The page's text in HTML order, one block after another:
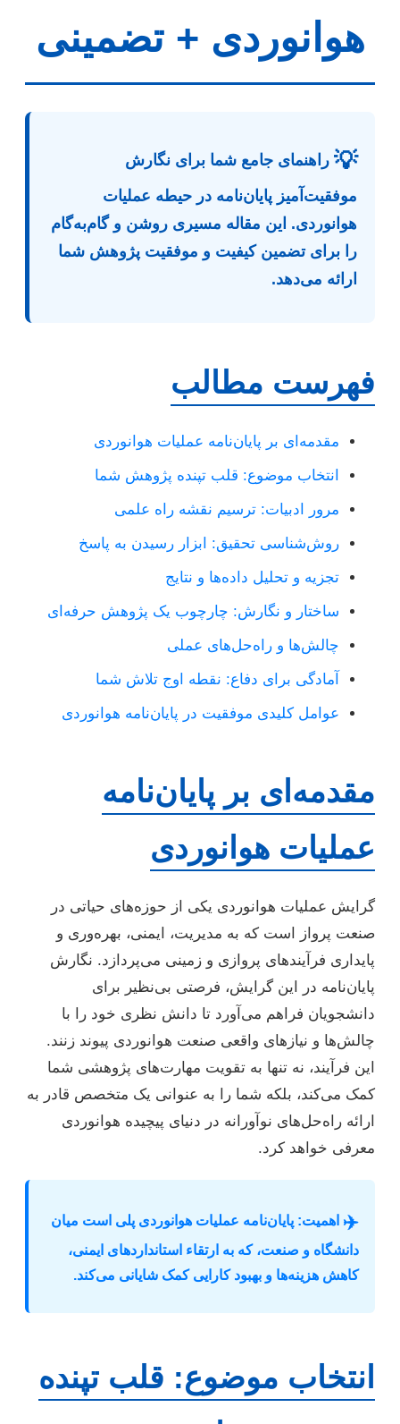
هوانوردی + تضمینی
💡 راهنمای جامع شما برای نگارش
موفقیت‌آمیز پایان‌نامه در حیطه عملیات
هوانوردی. این مقاله مسیری روشن و گام‌به‌گام
را برای تضمین کیفیت و موفقیت پژوهش شما
ارائه می‌دهد.
فهرست مطالب
مقدمه‌ای بر پایان‌نامه عملیات هوانوردی
انتخاب موضوع: قلب تپنده پژوهش شما
مرور ادبیات: ترسیم نقشه راه علمی
روش‌شناسی تحقیق: ابزار رسیدن به پاسخ
تجزیه و تحلیل داده‌ها و نتایج
ساختار و نگارش: چارچوب یک پژوهش حرفه‌ای
چالش‌ها و راه‌حل‌های عملی
آمادگی برای دفاع: نقطه اوج تلاش شما
عوامل کلیدی موفقیت در پایان‌نامه هوانوردی
مقدمه‌ای بر پایان‌نامه
عملیات هوانوردی
گرایش عملیات هوانوردی یکی از حوزه‌های حیاتی در
صنعت پرواز است که به مدیریت، ایمنی، بهره‌وری و
پایداری فرآیندهای پروازی و زمینی می‌پردازد. نگارش
پایان‌نامه در این گرایش، فرصتی بی‌نظیر برای
دانشجویان فراهم می‌آورد تا دانش نظری خود را با
چالش‌ها و نیازهای واقعی صنعت هوانوردی پیوند زنند.
این فرآیند، نه تنها به تقویت مهارت‌های پژوهشی شما
کمک می‌کند، بلکه شما را به عنوانی یک متخصص قادر به
ارائه راه‌حل‌های نوآورانه در دنیای پیچیده هوانوردی
معرفی خواهد کرد.
✈️ اهمیت: پایان‌نامه عملیات هوانوردی پلی است میان
دانشگاه و صنعت، که به ارتقاء استانداردهای ایمنی،
کاهش هزینه‌ها و بهبود کارایی کمک شایانی می‌کند.
انتخاب موضوع: قلب تپنده